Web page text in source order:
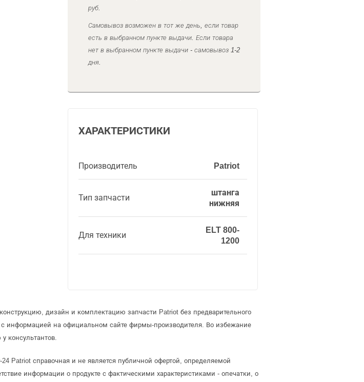
руб.
Самовывоз возможен в тот же день, если товар
есть в выбранном пункте выдачи. Если товара
нет в выбранном пункте выдачи - самовывоз 1-2
дня.
ХАРАКТЕРИСТИКИ
Производитель Patriot
Тип запчасти
штанга
нижняя
Для техники
ELT 800-
1200
дизайн и комплектацию запчасти Patriot без предварительного
информацией на официальном сайте фирмы-производителя. Во избежание
консультантов.
Patriot справочная и не является публичной офертой, определяемой
информации о продукте с фактическими характеристиками - опечатки, о